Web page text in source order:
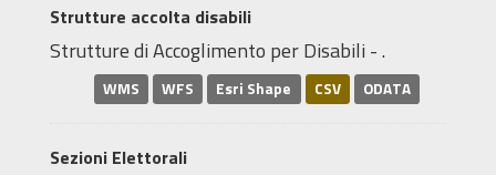
Strutture accolta disabili
Strutture di Accoglimento per Disabili - .
WMS WFS Esri Shape CSV ODATA
Sezioni Elettorali